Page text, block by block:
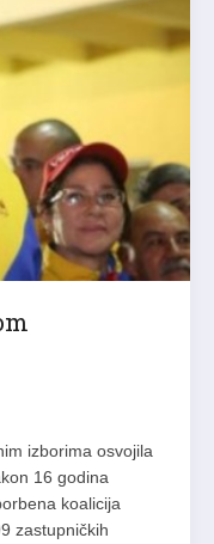
izborima osvojila
16 godina
koalicija
zastupničkih